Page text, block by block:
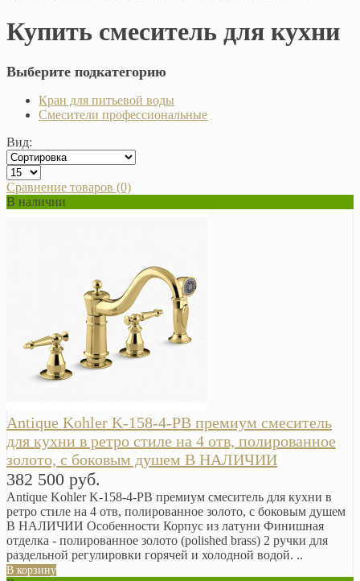
Купить смеситель для кухни
Выберите подкатегорию
Кран для питьевой воды
Смесители профессиональные
Вид:
Сравнение товаров (0)
В наличии
Antique Kohler K-158-4-PB премиум смеситель
для кухни в ретро стиле на 4 отв, полированное
золото, с боковым душем В НАЛИЧИИ
382 500 руб.
Antique Kohler K-158-4-PB премиум смеситель для кухни в
ретро стиле на 4 отв, полированное золото, с боковым душем
В НАЛИЧИИ Особенности Корпус из латуни Финишная
отделка - полированное золото (polished brass) 2 ручки для
раздельной регулировки горячей и холодной водой. ..
В корзину